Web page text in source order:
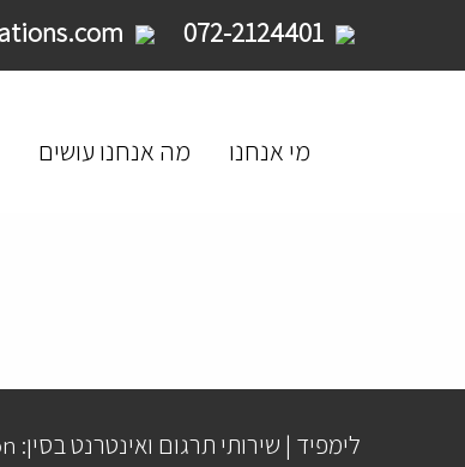
מי אנחנו מה אנחנו עושים
לימפיד | שירותי תרגום ואינטרנט בסין: Billion